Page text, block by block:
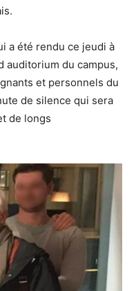
a été rendu ce jeudi à
auditorium du campus,
et personnels du
de silence qui sera
de longs